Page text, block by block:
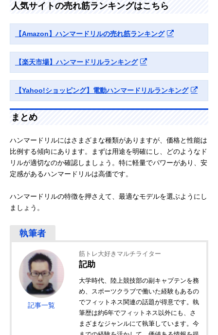
人気サイトの売れ筋ランキングはこちら
【Amazon】ハンマードリルの売れ筋ランキング
【楽天市場】ハンマードリルランキング
【Yahoo!ショッピング】電動ハンマードリルランキング
まとめ
ハンマードリルにはさまざまな種類がありますが、価格と性能は
比例する傾向にあります。まずは用途を明確にし、どのようなド
リルが適切なのか確認しましょう。特に軽量でパワーがあり、安
定感があるハンマードリルは高価です。
ハンマードリルの特徴を押さえて、最適なモデルを選ぶようにし
ましょう。
記事一覧
筋トレ大好きマルチライター
記助
大学時代、陸上競技部の副キャプテンを務
め、スポーツクラブで働いた経験もあるの
でフィットネス関連の話題が得意です。執
筆歴は約6年でフィットネス以外にも、さ
まざまなジャンルにて執筆しています。今